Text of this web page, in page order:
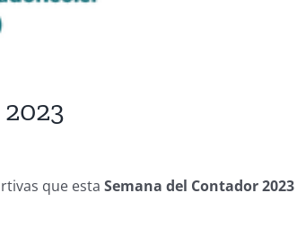
que esta Semana del Contador 2023